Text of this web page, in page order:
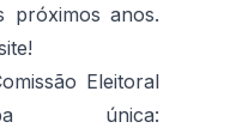
próximos anos.
Eleitoral
única: